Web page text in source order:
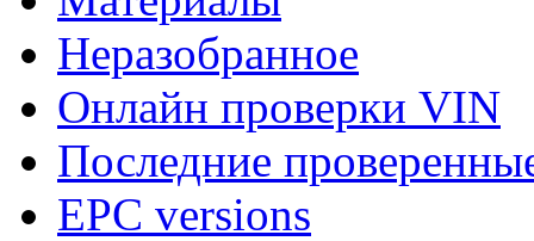
Неразобранное
Онлайн проверки VIN
Последние
EPC versions